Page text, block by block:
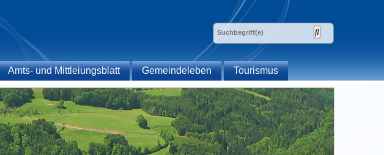
Amts- und Mittleiungsblatt Gemeindeleben
Tourismus